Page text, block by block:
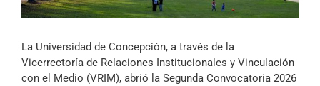
Archivo Sonoro
La Universidad de Concepción, a través de la
Vicerrectoría de Relaciones Institucionales y Vinculación
con el Medio (VRIM), abrió la Segunda Convocatoria 2026